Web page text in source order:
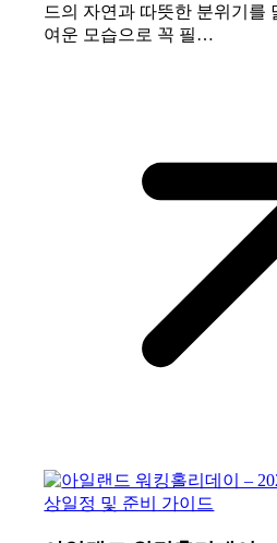
드의 자연과 따뜻한 분위기를
여운 모습으로 꼭 필…